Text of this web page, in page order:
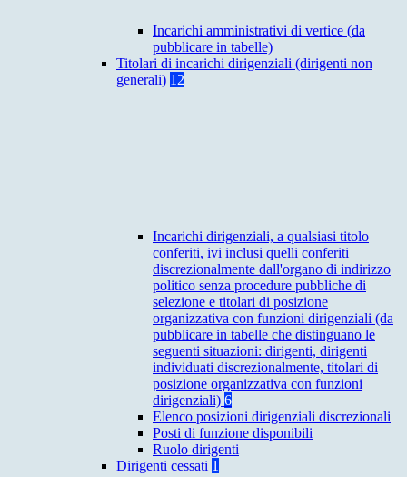
Incarichi amministrativi di vertice (da
pubblicare in tabelle)
Titolari di incarichi dirigenziali (dirigenti non
generali) 12
Incarichi dirigenziali, a qualsiasi titolo
conferiti, ivi inclusi quelli conferiti
discrezionalmente dall'organo di indirizzo
politico senza procedure pubbliche di
selezione e titolari di posizione
organizzativa con funzioni dirigenziali (da
pubblicare in tabelle che distinguano le
seguenti situazioni: dirigenti, dirigenti
individuati discrezionalmente, titolari di
posizione organizzativa con funzioni
dirigenziali) 6
Elenco posizioni dirigenziali discrezionali
Posti di funzione disponibili
Ruolo dirigenti
Dirigenti cessati 1